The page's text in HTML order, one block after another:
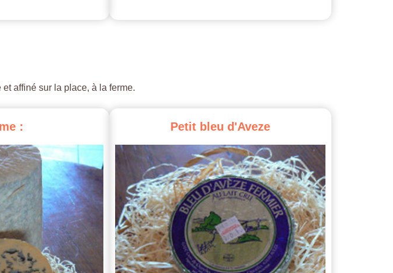
affiné sur la place, à la ferme.
: Petit bleu d'Aveze